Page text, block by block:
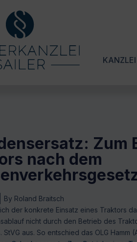
KANZLEI
Zum
nach dem
By Roland Braitsch
der konkrete Einsatz eines Traktors
nicht durch den Betrieb des
StVG aus. So entschied das OLG Hamm